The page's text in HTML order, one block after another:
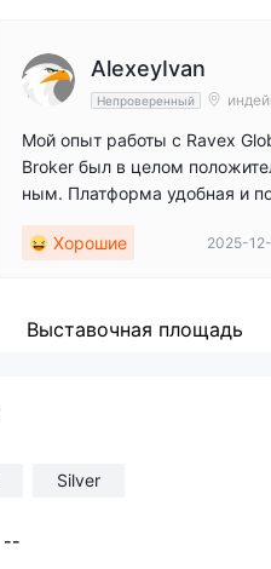
AlexeyIvan
Непроверенный
Мой опыт работы с Ravex
Broker был в целом
ным. Платформа удобная и
ро, а служба поддержки
одход и прозрачность в
Хорошие 2025-
Выставочная площадь
Silver
--